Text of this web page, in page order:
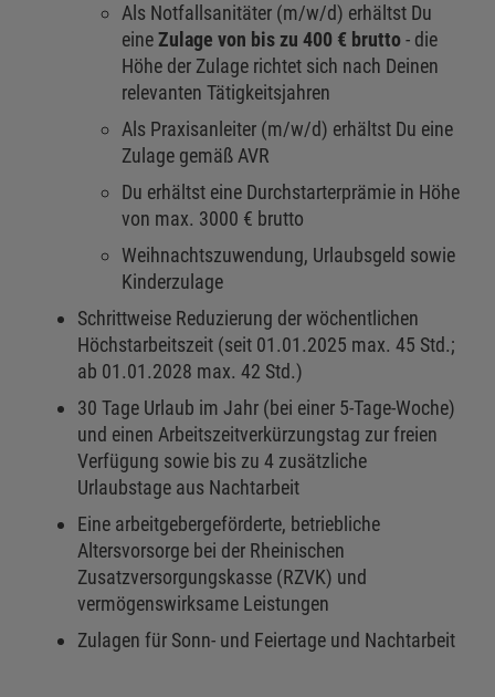
Als Notfallsanitäter (m/w/d) erhältst Du
eineZulage von bis zu 400 € brutto- die
Höhe der Zulage richtet sich nach Deinen
relevanten Tätigkeitsjahren
Als Praxisanleiter (m/w/d) erhältst Du eine
Zulage gemäß AVR
Du erhältst eine Durchstarterprämie in Höhe
von max. 3000 € brutto
Weihnachtszuwendung, Urlaubsgeld sowie
Kinderzulage
Schrittweise Reduzierung der wöchentlichen
Höchstarbeitszeit (seit 01.01.2025 max. 45 Std.;
ab 01.01.2028 max. 42 Std.)
30 Tage Urlaub im Jahr (bei einer 5-Tage-Woche)
und einen Arbeitszeitverkürzungstag zur freien
Verfügung sowie bis zu 4 zusätzliche
Urlaubstage aus Nachtarbeit
Eine arbeitgebergeförderte, betriebliche
Altersvorsorge bei der Rheinischen
Zusatzversorgungskasse (RZVK) und
vermögenswirksame Leistungen
Zulagen für Sonn- und Feiertage und Nachtarbeit